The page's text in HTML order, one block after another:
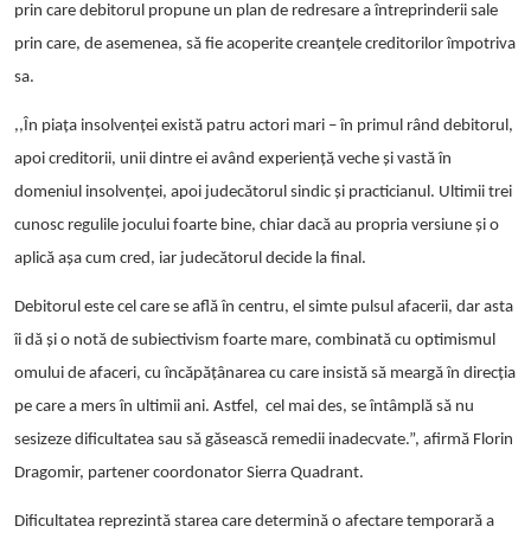
prin care debitorul propune un plan de redresare a întreprinderii sale
prin care, de asemenea, să fie acoperite creanțele creditorilor împotriva
sa.
,,În piața insolvenței există patru actori mari – în primul rând debitorul,
apoi creditorii, unii dintre ei având experiență veche și vastă în
domeniul insolvenței, apoi judecătorul sindic și practicianul. Ultimii trei
cunosc regulile jocului foarte bine, chiar dacă au propria versiune și o
aplică așa cum cred, iar judecătorul decide la final.
Debitorul este cel care se află în centru, el simte pulsul afacerii, dar asta
îi dă și o notă de subiectivism foarte mare, combinată cu optimismul
omului de afaceri, cu încăpățânarea cu care insistă să meargă în direcția
pe care a mers în ultimii ani. Astfel, cel mai des, se întâmplă să nu
sesizeze dificultatea sau să găsească remedii inadecvate.”, afirmă Florin
Dragomir, partener coordonator Sierra Quadrant.
Dificultatea reprezintă starea care determină o afectare temporară a